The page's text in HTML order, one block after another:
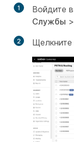
1 Войдите в
Службы >
2 Щелкните